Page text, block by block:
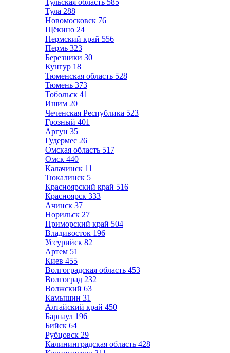
Тульская область 585
Тула 288
Новомосковск 76
Щёкино 24
Пермский край 556
Пермь 323
Березники 30
Кунгур 18
Тюменская область 528
Тюмень 373
Тобольск 41
Ишим 20
Чеченская Республика 523
Грозный 401
Аргун 35
Гудермес 26
Омская область 517
Омск 440
Калачинск 11
Тюкалинск 5
Красноярский край 516
Красноярск 333
Ачинск 37
Норильск 27
Приморский край 504
Владивосток 196
Уссурийск 82
Артем 51
Киев 455
Волгоградская область 453
Волгоград 232
Волжский 63
Камышин 31
Алтайский край 450
Барнаул 196
Бийск 64
Рубцовск 29
Калининградская область 428